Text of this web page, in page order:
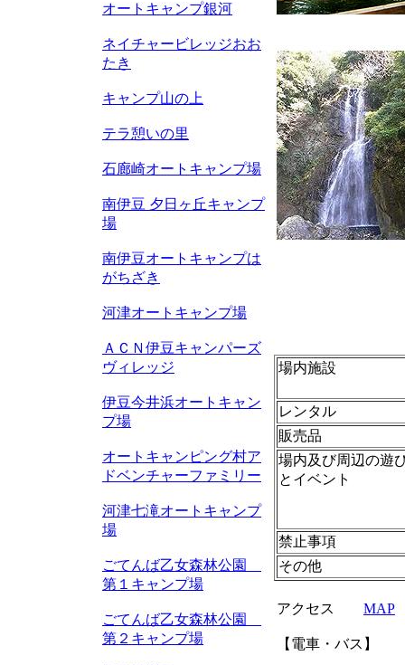
場内施設
レンタル
販売品
場内及び周辺の遊
とイベント
禁止事項
その他
アクセス MAP
【電車・バス】
オートキャンプ銀河
ネイチャービレッジおお
たき
キャンプ山の上
テラ憩いの里
石廊崎オートキャンプ場
南伊豆 夕日ヶ丘キャンプ
場
南伊豆オートキャンプは
がちざき
河津オートキャンプ場
ＡＣＮ伊豆キャンパーズ
ヴィレッジ
伊豆今井浜オートキャン
プ場
オートキャンピング村ア
ドベンチャーファミリー
河津七滝オートキャンプ
場
ごてんば乙女森林公園
第１キャンプ場
ごてんば乙女森林公園
第２キャンプ場